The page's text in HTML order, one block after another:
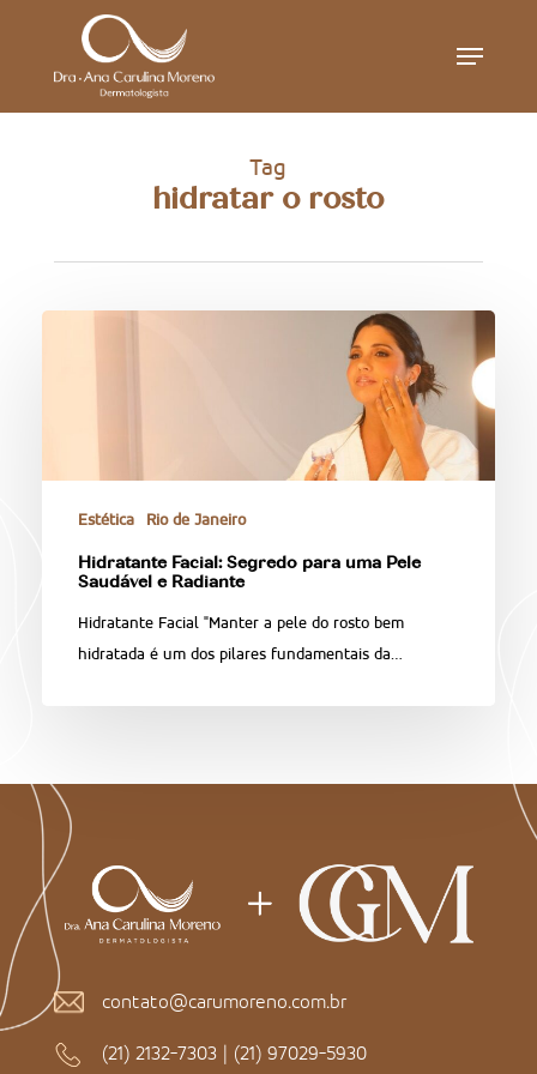
Menu
Tag
hidratar o rosto
Estética Rio de Janeiro
Hidratante Facial: Segredo para uma Pele
Saudável e Radiante
Hidratante Facial "Manter a pele do rosto bem
hidratada é um dos pilares fundamentais da…
contato@carumoreno.com.br
(21) 2132-7303 | (21) 97029-5930